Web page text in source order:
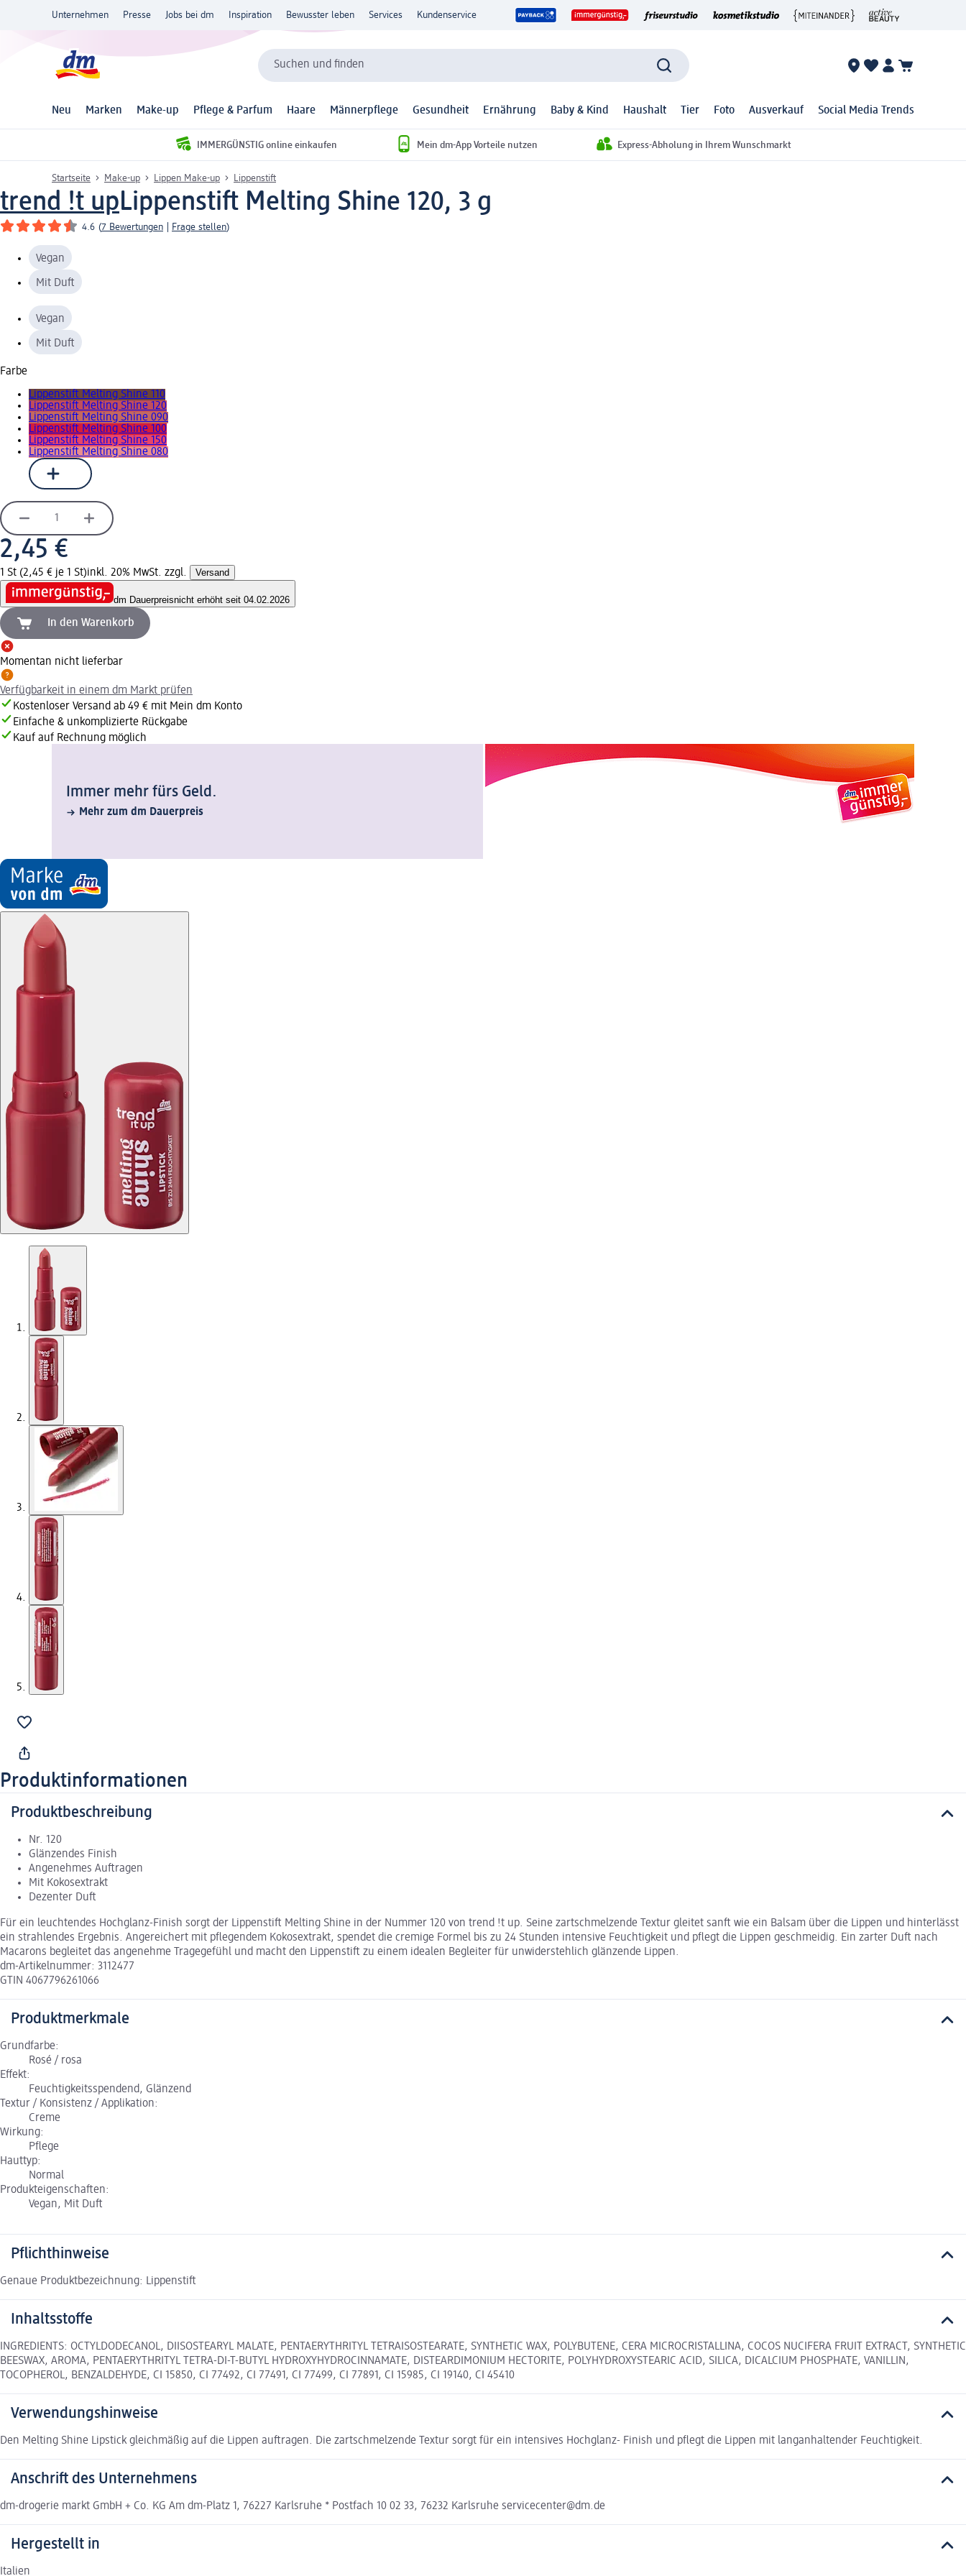
Unternehmen Presse Jobs bei dm Inspiration Bewusster leben Services Kundenservice
Suchen und finden
Neu Marken Make-up Pflege & Parfum Haare Männerpflege Gesundheit Ernährung Baby & Kind Haushalt Tier Foto Ausverkauf Social Media Trends
IMMERGÜNSTIG online einkaufen Mein dm-App Vorteile nutzen Express-Abholung in Ihrem Wunschmarkt
Startseite Make-up Lippen Make-up Lippenstift
trend !t upLippenstift Melting Shine 120, 3 g
4.6 (7 Bewertungen Frage stellen)
Vegan
Mit Duft
Vegan
Mit Duft
Farbe
Lippenstift Melting Shine 110
Lippenstift Melting Shine 120
Lippenstift Melting Shine 090
Lippenstift Melting Shine 100
Lippenstift Melting Shine 150
Lippenstift Melting Shine 080
2,45 €
1 St (2,45 € je 1 St)inkl. 20% MwSt. zzgl. Versand
dm Dauerpreisnicht erhöht seit 04.02.2026
In den Warenkorb
Momentan nicht lieferbar
Verfügbarkeit in einem dm Markt prüfen
Kostenloser Versand ab 49 € mit Mein dm Konto
Einfache & unkomplizierte Rückgabe
Kauf auf Rechnung möglich
Immer mehr fürs Geld.
Mehr zum dm Dauerpreis
Produktinformationen
Produktbeschreibung
Nr. 120
Glänzendes Finish
Angenehmes Auftragen
Mit Kokosextrakt
Dezenter Duft
Für ein leuchtendes Hochglanz-Finish sorgt der Lippenstift Melting Shine in der Nummer 120 von trend !t up. Seine zartschmelzende Textur gleitet sanft wie ein Balsam über die Lippen und hinterlässt
ein strahlendes Ergebnis. Angereichert mit pflegendem Kokosextrakt, spendet die cremige Formel bis zu 24 Stunden intensive Feuchtigkeit und pflegt die Lippen geschmeidig. Ein zarter Duft nach
Macarons begleitet das angenehme Tragegefühl und macht den Lippenstift zu einem idealen Begleiter für unwiderstehlich glänzende Lippen.
dm-Artikelnummer: 3112477
GTIN 4067796261066
Produktmerkmale
Grundfarbe:
Rosé / rosa
Effekt:
Feuchtigkeitsspendend, Glänzend
Textur / Konsistenz / Applikation:
Creme
Wirkung:
Pflege
Hauttyp:
Normal
Produkteigenschaften:
Vegan, Mit Duft
Pflichthinweise
Genaue Produktbezeichnung: Lippenstift
Inhaltsstoffe
INGREDIENTS: OCTYLDODECANOL, DIISOSTEARYL MALATE, PENTAERYTHRITYL TETRAISOSTEARATE, SYNTHETIC WAX, POLYBUTENE, CERA MICROCRISTALLINA, COCOS NUCIFERA FRUIT EXTRACT, SYNTHETIC
BEESWAX, AROMA, PENTAERYTHRITYL TETRA-DI-T-BUTYL HYDROXYHYDROCINNAMATE, DISTEARDIMONIUM HECTORITE, POLYHYDROXYSTEARIC ACID, SILICA, DICALCIUM PHOSPHATE, VANILLIN,
TOCOPHEROL, BENZALDEHYDE, CI 15850, CI 77492, CI 77491, CI 77499, CI 77891, CI 15985, CI 19140, CI 45410
Verwendungshinweise
Den Melting Shine Lipstick gleichmäßig auf die Lippen auftragen. Die zartschmelzende Textur sorgt für ein intensives Hochglanz- Finish und pflegt die Lippen mit langanhaltender Feuchtigkeit.
Anschrift des Unternehmens
dm-drogerie markt GmbH + Co. KG Am dm-Platz 1, 76227 Karlsruhe * Postfach 10 02 33, 76232 Karlsruhe servicecenter@dm.de
Hergestellt in
Italien